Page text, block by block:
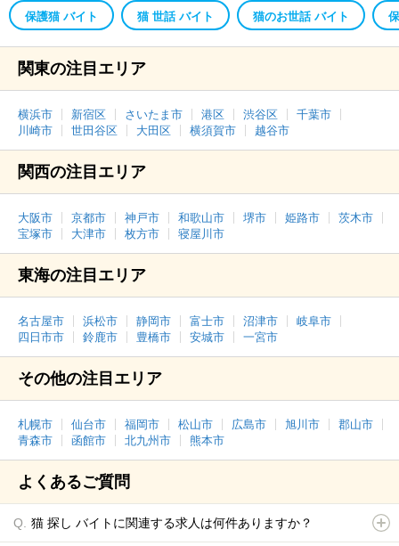
保護猫 バイト 猫 世話 バイト 猫のお世話 バイト
関東の注目エリア
横浜市 新宿区 さいたま市 港区 渋谷区
千葉市
川崎市
世田谷区 大田区 横須賀市 越谷市
関西の注目エリア
大阪市 京都市 神戸市 和歌山市 堺市 姫路市
茨木市
宝塚市
大津市 枚方市 寝屋川市
東海の注目エリア
名古屋市 浜松市 静岡市 富士市 沼津市
岐阜市
四日市市
鈴鹿市 豊橋市 安城市 一宮市
その他の注目エリア
札幌市 仙台市 福岡市 松山市 広島市 旭川市
郡山市
青森市
函館市 北九州市 熊本市
よくあるご質問
猫 探し バイトに関連する求人は何件ありますか？